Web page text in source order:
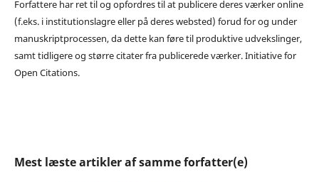
Forfattere har ret til og opfordres til at publicere deres værker online
(f.eks. i institutionslagre eller på deres websted) forud for og under
manuskriptprocessen, da dette kan føre til produktive udvekslinger,
samt tidligere og større citater fra publicerede værker. Initiative for
Open Citations.
Mest læste artikler af samme forfatter(e)